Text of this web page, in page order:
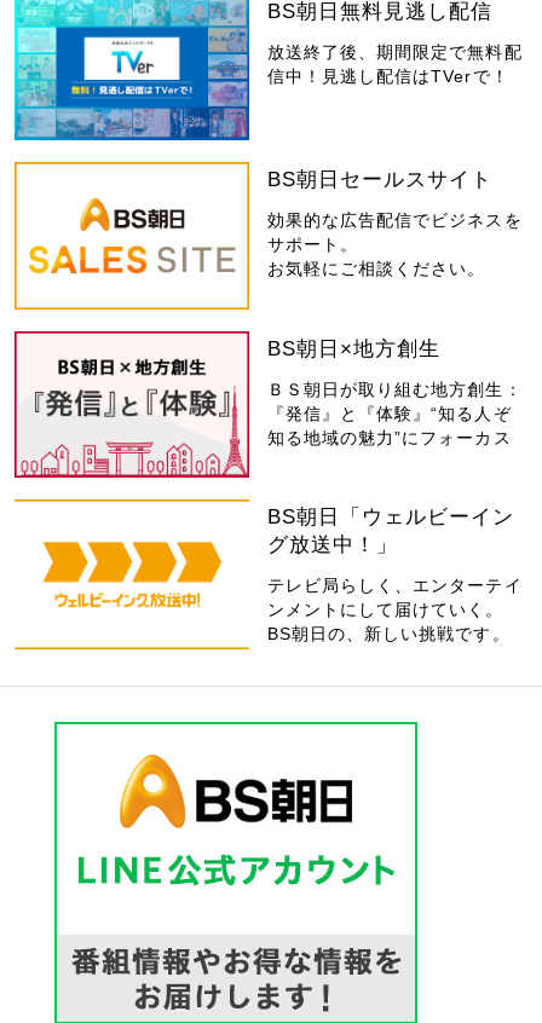
BS朝日無料見逃し配信
放送終了後、期間限定で無料配
信中！見逃し配信はTVerで！
BS朝日セールスサイト
効果的な広告配信でビジネスを
サポート。
お気軽にご相談ください。
BS朝日×地方創生
ＢＳ朝日が取り組む地方創生：
『発信』と『体験』“知る人ぞ
知る地域の魅力”にフォーカス
BS朝日「ウェルビーイン
グ放送中！」
テレビ局らしく、エンターテイ
ンメントにして届けていく。
BS朝日の、新しい挑戦です。